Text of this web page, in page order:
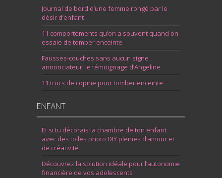
Journal de bord d’une femme rongé par le
désir d’enfant
11 comportements qu’on a souvent quand on
essaie de tomber enceinte
Fausses-couches sans aucun signe
annonciateur, le témoignage d’Angeline
11 trucs de copine pour tomber enceinte
ENFANT
Et si tu décorais la chambre de ton enfant
avec des toiles photo DIY pleines d’amour et
de créativité !
Découvrez la solution idéale pour l’autonomie
financière de vos adolescents